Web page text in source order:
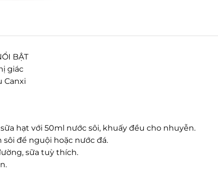
BẬT
giác
Canxi
sữa hạt với 50ml nước sôi, khuấy đều cho nhuyễn.
để nguội hoặc nước đá.
sữa tuỳ thích.